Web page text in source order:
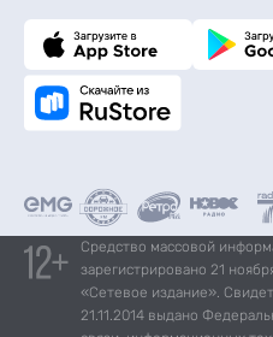
Средство массовой
зарегистрировано 21
«Сетевое издание».
21.11.2014 выдано